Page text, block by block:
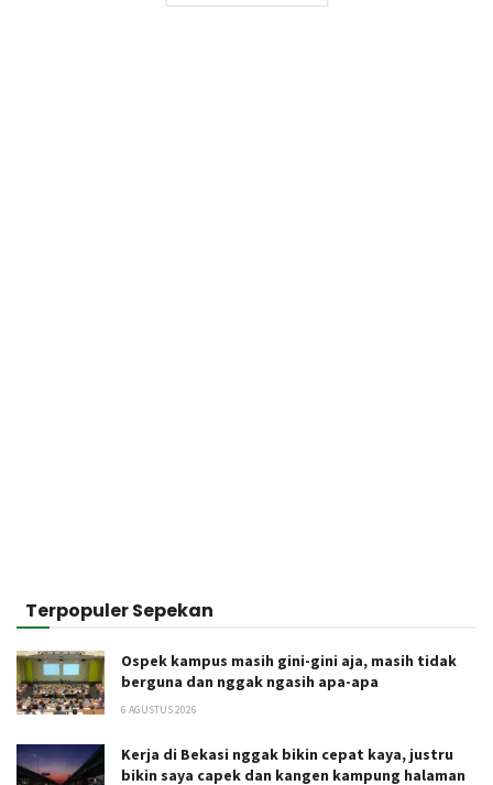
Terpopuler Sepekan
Ospek kampus masih gini-gini aja, masih tidak
berguna dan nggak ngasih apa-apa
6 AGUSTUS 2026
Kerja di Bekasi nggak bikin cepat kaya, justru
bikin saya capek dan kangen kampung halaman